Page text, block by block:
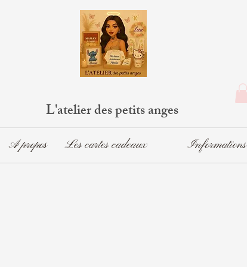
L'atelier des petits anges
A propos Les cartes cadeaux Informations